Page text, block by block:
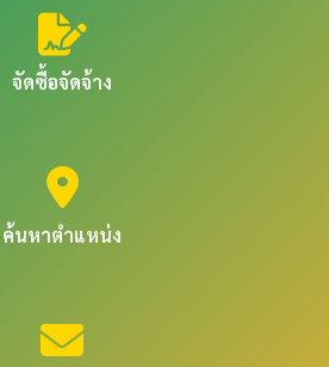
จัดซื้อจัดจ้าง
ค้นหาตำแหน่ง